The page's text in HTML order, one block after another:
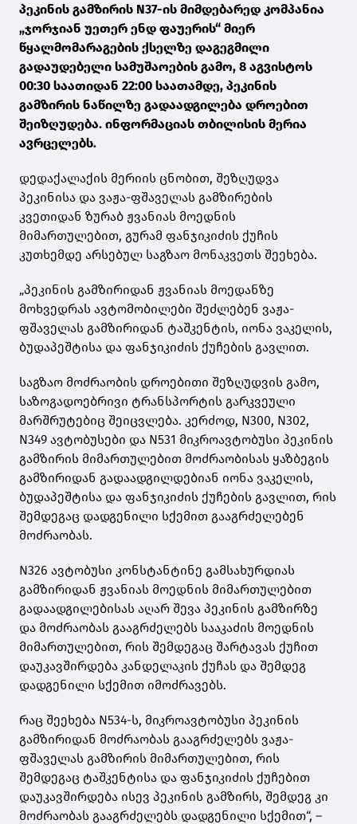
პეკინის გამზირის N37-ის მიმდებარედ კომპანია
„ჯორჯიან უეთერ ენდ ფაუერის“ მიერ
წყალმომარაგების ქსელზე დაგეგმილი
გადაუდებელი სამუშაოების გამო, 8 აგვისტოს
00:30 საათიდან 22:00 საათამდე, პეკინის
გამზირის ნაწილზე გადაადგილება დროებით
შეიზღუდება. ინფორმაციას თბილისის მერია
ავრცელებს.
დედაქალაქის მერიის ცნობით, შეზღუდვა
პეკინისა და ვაჟა-ფშაველას გამზირების
კვეთიდან ზურაბ ჟვანიას მოედნის
მიმართულებით, გურამ ფანჯიკიძის ქუჩის
კუთხემდე არსებულ საგზაო მონაკვეთს შეეხება.
„პეკინის გამზირიდან ჟვანიას მოედანზე
მოხვედრას ავტომობილები შეძლებენ ვაჟა-
ფშაველას გამზირიდან ტაშკენტის, იონა ვაკელის,
ბუდაპეშტისა და ფანჯიკიძის ქუჩების გავლით.
საგზაო მოძრაობის დროებითი შეზღუდვის გამო,
საზოგადოებრივი ტრანსპორტის გარკვეული
მარშრუტებიც შეიცვლება. კერძოდ, N300, N302,
N349 ავტობუსები და N531 მიკროავტობუსი პეკინის
გამზირის მიმართულებით მოძრაობისას ყაზბეგის
გამზირიდან გადაადგილდებიან იონა ვაკელის,
ბუდაპეშტისა და ფანჯიკიძის ქუჩების გავლით, რის
შემდეგაც დადგენილი სქემით გააგრძელებენ
მოძრაობას.
N326 ავტობუსი კონსტანტინე გამსახურდიას
გამზირიდან ჟვანიას მოედნის მიმართულებით
გადაადგილებისას აღარ შევა პეკინის გამზირზე
და მოძრაობას გააგრძელებს სააკაძის მოედნის
მიმართულებით, რის შემდეგაც შარტავას ქუჩით
დაუკავშირდება კანდელაკის ქუჩას და შემდეგ
დადგენილი სქემით იმოძრავებს.
რაც შეეხება N534-ს, მიკროავტობუსი პეკინის
გამზირიდან მოძრაობას გააგრძელებს ვაჟა-
ფშაველას გამზირის მიმართულებით, რის
შემდეგაც ტაშკენტისა და ფანჯიკიძის ქუჩებით
დაუკავშირდება ისევ პეკინის გამზირს, შემდეგ კი
მოძრაობას გააგრძელებს დადგენილი სქემით“, –